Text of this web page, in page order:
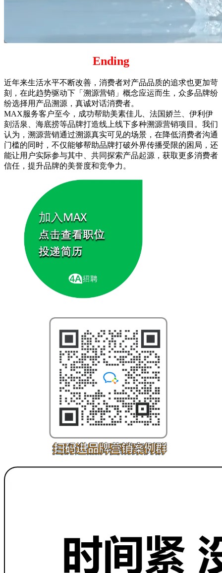
Ending
近年来生活水平不断改善，消费者对产品品质的追求也更加苛
刻，在此趋势驱动下「溯源营销」概念应运而生，众多品牌纷
纷选择用产品溯源，真诚对话消费者。
MAX服务客户至今，成功帮助美素佳儿、法国娇兰、伊利伊
刻活泉、海底捞等品牌打造线上线下多种溯源营销项目。我们
认为，溯源营销通过溯源真实可见的场景，在降低消费者沟通
门槛的同时，不仅能够帮助品牌打破外界传播受限的困局，还
能让用户实际参与其中、共同探索产品起源，获取更多消费者
信任，提升品牌的美誉度和竞争力。